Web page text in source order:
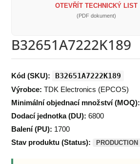
OTEVŘÍT TECHNICKÝ LIST
(PDF dokument)
B32651A7222K189
Kód (SKU): B32651A7222K189
Výrobce: TDK Electronics (EPCOS)
Minimální objednací množství (MOQ):
Dodací jednotka (DU): 6800
Balení (PU): 1700
Stav produktu (Status):
PRODUCTION